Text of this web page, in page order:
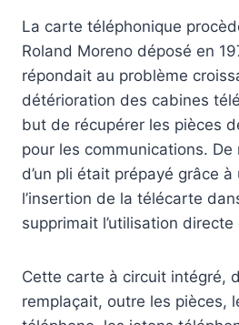
La carte téléphonique
Roland Moreno déposé en
répondait au problème
détérioration des cabines
but de récupérer les pièces
pour les communications. De
d’un pli était prépayé grâce
l’insertion de la télécarte
supprimait l’utilisation
Cette carte à circuit intégré,
remplaçait, outre les pièces,